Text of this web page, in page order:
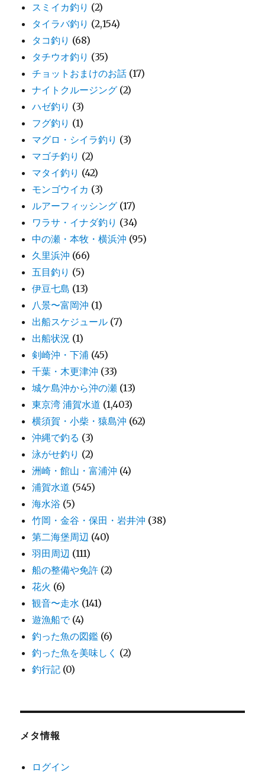
スミイカ釣り (2)
タイラバ釣り (2,154)
タコ釣り (68)
タチウオ釣り (35)
チョットおまけのお話 (17)
ナイトクルージング (2)
ハゼ釣り (3)
フグ釣り (1)
マグロ・シイラ釣り (3)
マゴチ釣り (2)
マタイ釣り (42)
モンゴウイカ (3)
ルアーフィッシング (17)
ワラサ・イナダ釣り (34)
中の瀬・本牧・横浜沖 (95)
久里浜沖 (66)
五目釣り (5)
伊豆七島 (13)
八景〜富岡沖 (1)
出船スケジュール (7)
出船状況 (1)
剣崎沖・下浦 (45)
千葉・木更津沖 (33)
城ケ島沖から沖の瀬 (13)
東京湾 浦賀水道 (1,403)
横須賀・小柴・猿島沖 (62)
沖縄で釣る (3)
泳がせ釣り (2)
洲崎・館山・富浦沖 (4)
浦賀水道 (545)
海水浴 (5)
竹岡・金谷・保田・岩井沖 (38)
第二海堡周辺 (40)
羽田周辺 (111)
船の整備や免許 (2)
花火 (6)
観音〜走水 (141)
遊漁船で(4)
釣った魚の図鑑 (6)
釣った魚を美味しく (2)
釣行記 (0)
メタ情報
ログイン